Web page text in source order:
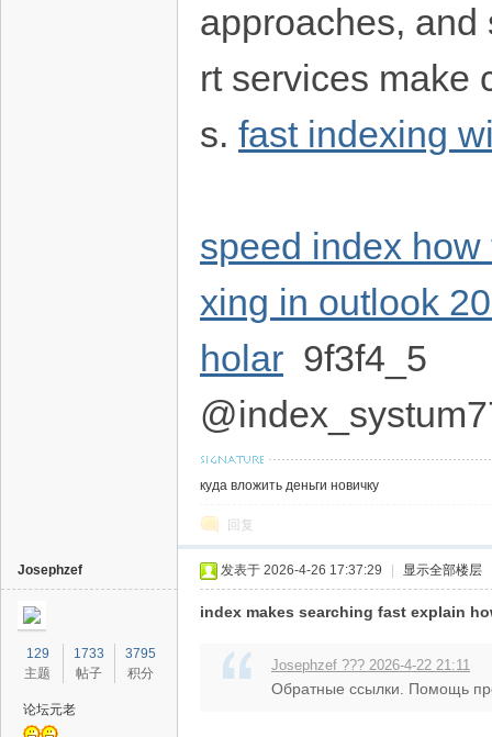
approaches,
rt services make
s. fast indexing
speed index
xing in outlook
holar 9f3f4_5
куда вложить деньги новичку
回复
Josephzef
129
主题
1733
帖子
3795
积分
论坛元老
发表于 2026-4-26 17:37:29 显示全部楼层
index makes searching fast explain
Josephzef ??? 2026-4-22 21:11
Обратные ссылки. Помощь